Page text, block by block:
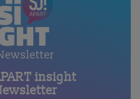
insight